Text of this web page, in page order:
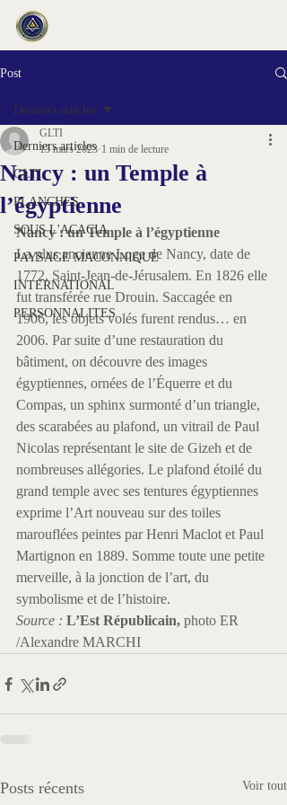
Post
Derniers articles
GLTI
PLANCHES
SOUS L'ACACIA
PAYSAGE MACONNIQUE
INTERNATIONAL
PERSONNALITES
Derniers articles
Nancy : un Temple à
l’égyptienne
GLTI
13 mars 2023 1 min de lecture
Nancy : un Temple à l’égyptienne
La plus ancienne Loge de Nancy, date de
1772, Saint-Jean-de-Jérusalem. En 1826 elle
fut transférée rue Drouin. Saccagée en
1906, les objets volés furent rendus… en
2006. Par suite d’une restauration du
bâtiment, on découvre des images
égyptiennes, ornées de l’Équerre et du
Compas, un sphinx surmonté d’un triangle,
des scarabées au plafond, un vitrail de Paul
Nicolas représentant le site de Gizeh et de
nombreuses allégories. Le plafond étoilé du
grand temple avec ses tentures égyptiennes
exprime l’Art nouveau sur des toiles
marouflées peintes par Henri Maclot et Paul
Martignon en 1889. Somme toute une petite
merveille, à la jonction de l’art, du
symbolisme et de l’histoire.
Source : L’Est Républicain, photo ER
/Alexandre MARCHI
Posts récents Voir tout